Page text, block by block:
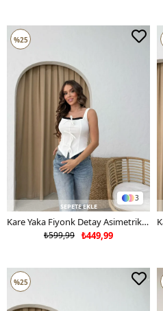
3
SEPETE EKLE
Kare Yaka Fiyonk Detay Asimetrik Ottoman Bluz Beyaz 2103
₺449,99
₺599,99
%25
%25